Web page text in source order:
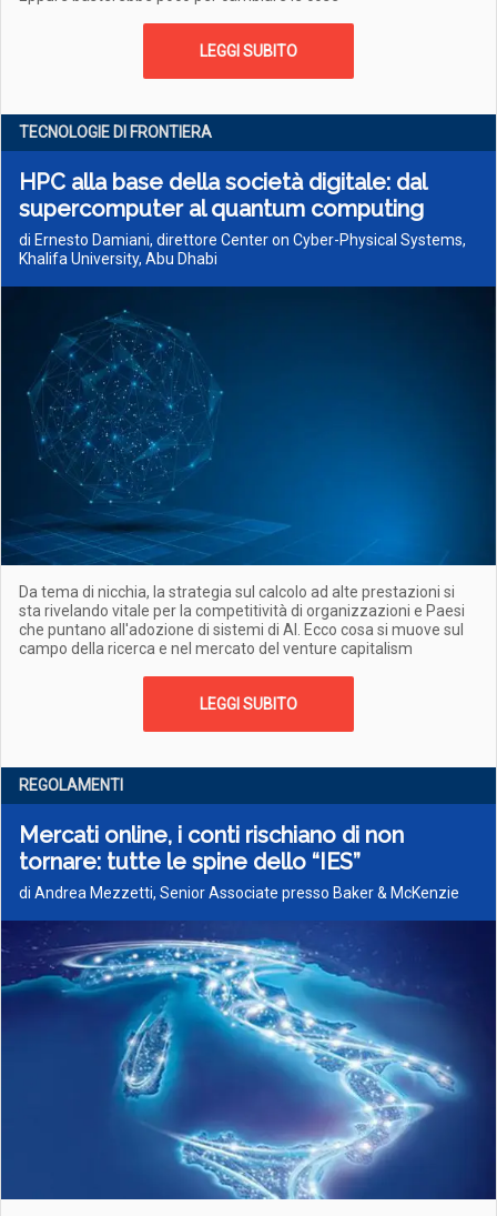
LEGGI SUBITO
TECNOLOGIE DI FRONTIERA
HPC alla base della società digitale: dal
supercomputer al quantum computing
di Ernesto Damiani, direttore Center on Cyber-Physical Systems,
Khalifa University, Abu Dhabi
Da tema di nicchia, la strategia sul calcolo ad alte prestazioni si
sta rivelando vitale per la competitività di organizzazioni e Paesi
che puntano all'adozione di sistemi di AI. Ecco cosa si muove sul
campo della ricerca e nel mercato del venture capitalism
LEGGI SUBITO
REGOLAMENTI
Mercati online, i conti rischiano di non
tornare: tutte le spine dello “IES”
di Andrea Mezzetti, Senior Associate presso Baker & McKenzie